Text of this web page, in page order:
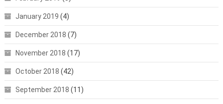
January 2019 (4)
December 2018 (7)
November 2018 (17)
October 2018 (42)
September 2018 (11)